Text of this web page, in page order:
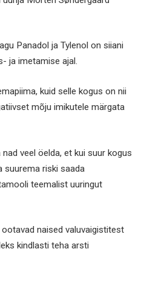
Panadol ja Tylenol on siiani
ja imetamise ajal.
kuid selle kogus on nii
mõju imikutele märgata
veel öelda, et kui suur kogus
suurema riski saada
teemalist uuringut
naised valuvaigistitest
kindlasti teha arsti